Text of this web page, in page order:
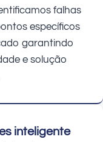
falhas
específicos
garantindo
e solução
inteligente